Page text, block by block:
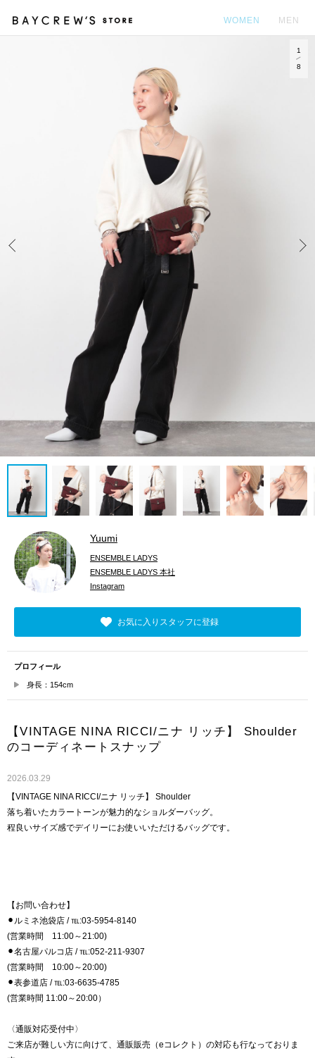
WOMEN MEN
1
8
Yuumi
ENSEMBLE LADYS
ENSEMBLE LADYS 本社
Instagram
お気に入りスタッフに登録
プロフィール
身長：154cm
【VINTAGE NINA RICCI/ニナ リッチ】 Shoulder
のコーディネートスナップ
2026.03.29
【VINTAGE NINA RICCI/ニナ リッチ】 Shoulder
落ち着いたカラートーンが魅力的なショルダーバッグ。
程良いサイズ感でデイリーにお使いいただけるバッグです。
【お問い合わせ】
⚫︎ルミネ池袋店 / ℡:03-5954-8140
(営業時間 11:00～21:00)
⚫︎名古屋パルコ店 / ℡:052-211-9307
(営業時間 10:00～20:00)
⚫︎表参道店 / ℡:03-6635-4785
(営業時間 11:00～20:00）
〈通販対応受付中〉
ご来店が難しい方に向けて、通販販売（eコレクト）の対応も行なっておりま